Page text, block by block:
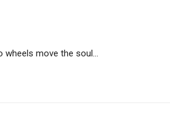
wheels move the soul…